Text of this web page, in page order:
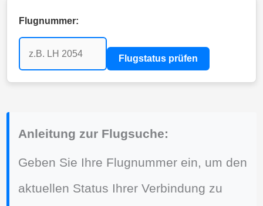
Flugnummer:
Flugstatus prüfen
Anleitung zur Flugsuche:
Geben Sie Ihre Flugnummer ein, um den
aktuellen Status Ihrer Verbindung zu